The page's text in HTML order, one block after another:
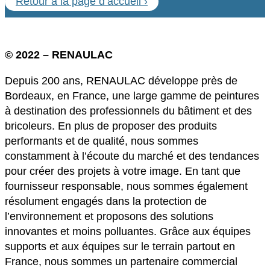
© 2022 – RENAULAC
Depuis 200 ans, RENAULAC développe près de
Bordeaux, en France, une large gamme de peintures
à destination des professionnels du bâtiment et des
bricoleurs. En plus de proposer des produits
performants et de qualité, nous sommes
constamment à l’écoute du marché et des tendances
pour créer des projets à votre image. En tant que
fournisseur responsable, nous sommes également
résolument engagés dans la protection de
l’environnement et proposons des solutions
innovantes et moins polluantes. Grâce aux équipes
supports et aux équipes sur le terrain partout en
France, nous sommes un partenaire commercial